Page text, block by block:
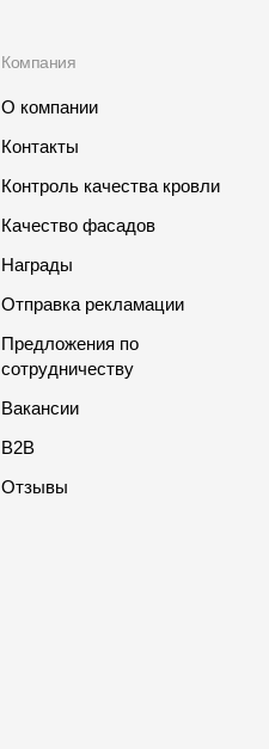
Компания
О компании
Контакты
Контроль качества кровли
Качество фасадов
Награды
Отправка рекламации
Предложения по
сотрудничеству
Вакансии
B2B
Отзывы